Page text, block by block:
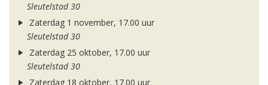
Sleutelstad 30
Zaterdag 1 november, 17.00 uur
Sleutelstad 30
Zaterdag 25 oktober, 17.00 uur
Sleutelstad 30
Zaterdag 18 oktober, 17.00 uur